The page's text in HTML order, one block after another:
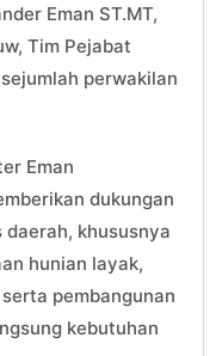
Eman ST.MT,
Tim Pejabat
perwakilan
Eman
dukungan
khususnya
hunian layak,
pembangunan
kebutuhan